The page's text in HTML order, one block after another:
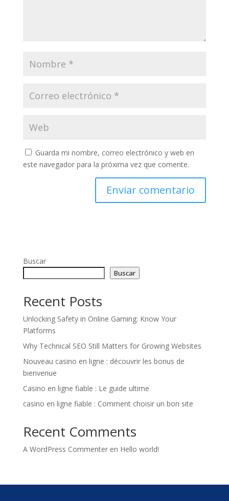
Guarda mi nombre, correo electrónico y web en
este navegador para la próxima vez que comente.
Buscar
Buscar
Recent Posts
Unlocking Safety in Online Gaming: Know Your
Platforms
Why Technical SEO Still Matters for Growing Websites
Nouveau casino en ligne : découvrir les bonus de
bienvenue
Casino en ligne fiable : Le guide ultime
casino en ligne fiable : Comment choisir un bon site
Recent Comments
A WordPress Commenteren Hello world!